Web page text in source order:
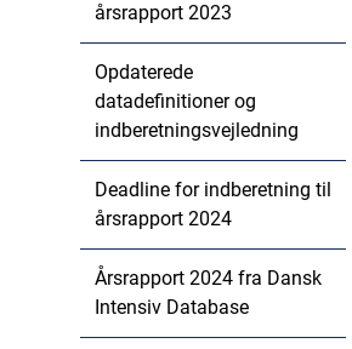
årsrapport 2023
Opdaterede
datadefinitioner og
indberetningsvejledning
Deadline for indberetning til
årsrapport 2024
Årsrapport 2024 fra Dansk
Intensiv Database